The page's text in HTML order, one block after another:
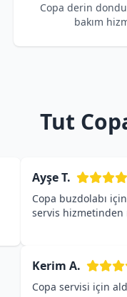
Copa derin
bakım
Tut
Ayşe T.
Copa buzdolabı
servis hizmetinden
Kerim A.
Copa servisi için